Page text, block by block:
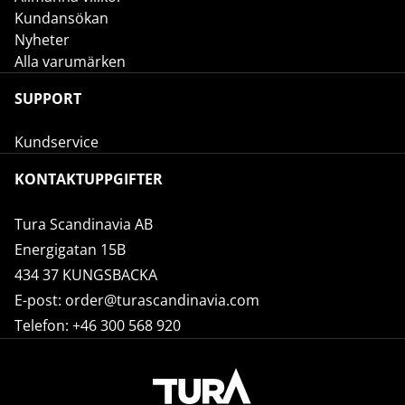
Kundansökan
Nyheter
Alla varumärken
SUPPORT
Kundservice
KONTAKTUPPGIFTER
Tura Scandinavia AB
Energigatan 15B
434 37 KUNGSBACKA
E-post: order@turascandinavia.com
Telefon: +46 300 568 920